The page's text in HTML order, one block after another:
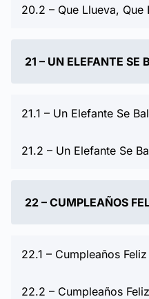
20.2 – Que Llueva, Que
21 – UN ELEFANTE SE
21.1 – Un Elefante Se
21.2 – Un Elefante Se
22 – CUMPLEAÑOS
22.1 – Cumpleaños Feliz
22.2 – Cumpleaños